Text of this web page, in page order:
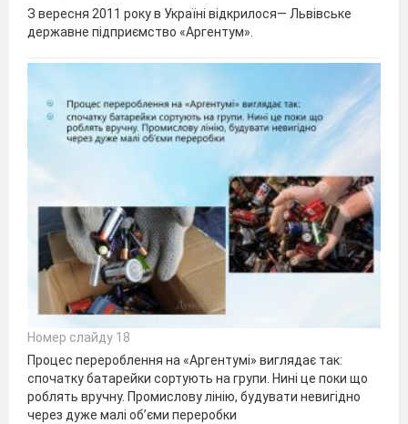
З вересня 2011 року в Україні відкрилося— Львівське
державне підприємство «Аргентум».
Номер слайду 18
Процес перероблення на «Аргентумі» виглядає так:
спочатку батарейки сортують на групи. Нині це поки що
роблять вручну. Промислову лінію, будувати невигідно
через дуже малі об’єми переробки